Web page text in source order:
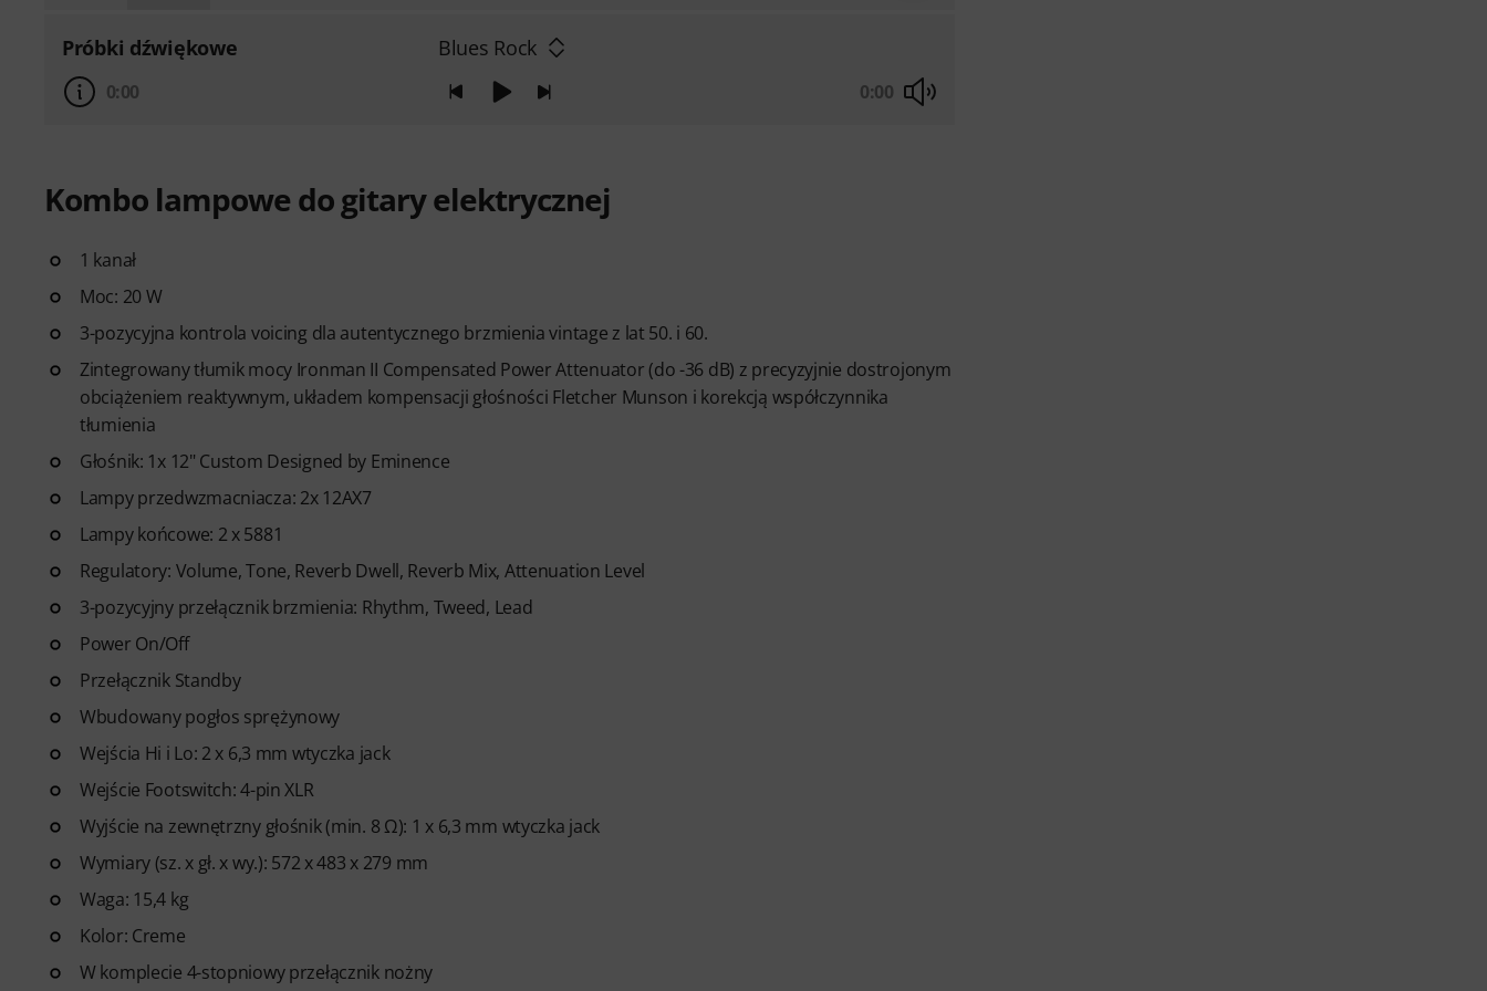
Próbki dźwiękowe Blues Rock
0:00 0:00
Kombo lampowe do gitary elektrycznej
1 kanał
Moc: 20 W
3-pozycyjna kontrola voicing dla autentycznego brzmienia vintage z lat 50. i 60.
Zintegrowany tłumik mocy Ironman II Compensated Power Attenuator (do -36 dB) z precyzyjnie dostrojonym
obciążeniem reaktywnym, układem kompensacji głośności Fletcher Munson i korekcją współczynnika
tłumienia
Głośnik: 1x 12" Custom Designed by Eminence
Lampy przedwzmacniacza: 2x 12AX7
Lampy końcowe: 2 x 5881
Regulatory: Volume, Tone, Reverb Dwell, Reverb Mix, Attenuation Level
3-pozycyjny przełącznik brzmienia: Rhythm, Tweed, Lead
Power On/Off
Przełącznik Standby
Wbudowany pogłos sprężynowy
Wejścia Hi i Lo: 2 x 6,3 mm wtyczka jack
Wejście Footswitch: 4-pin XLR
Wyjście na zewnętrzny głośnik (min. 8 Ω): 1 x 6,3 mm wtyczka jack
Wymiary (sz. x gł. x wy.): 572 x 483 x 279 mm
Waga: 15,4 kg
Kolor: Creme
W komplecie 4-stopniowy przełącznik nożny